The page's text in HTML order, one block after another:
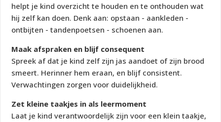
helpt je kind overzicht te houden en te onthouden wat
hij zelf kan doen. Denk aan: opstaan - aankleden -
ontbijten - tandenpoetsen - schoenen aan.
Maak afspraken en blijf consequent
Spreek af dat je kind zelf zijn jas aandoet of zijn brood
smeert. Herinner hem eraan, en blijf consistent.
Verwachtingen zorgen voor duidelijkheid.
Zet kleine taakjes in als leermoment
Laat je kind verantwoordelijk zijn voor een klein taakje,